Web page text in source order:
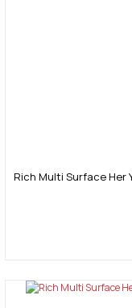
Rich Multi Surface Her